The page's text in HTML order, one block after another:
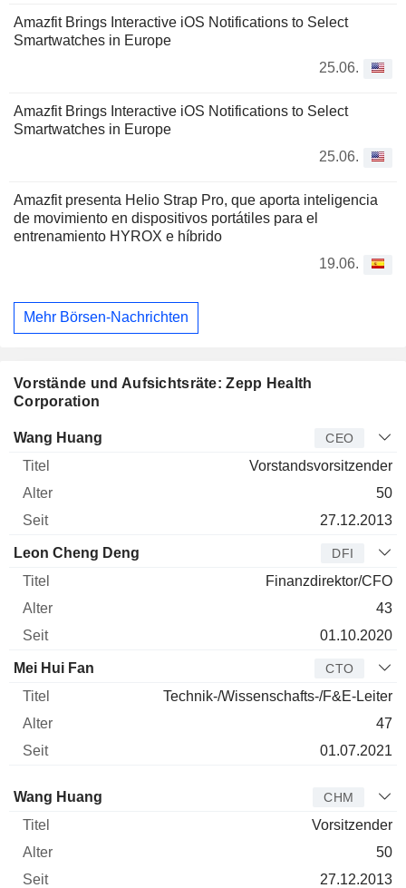
Amazfit Brings Interactive iOS Notifications to Select
Smartwatches in Europe
25.06.
Amazfit Brings Interactive iOS Notifications to Select
Smartwatches in Europe
25.06.
Amazfit presenta Helio Strap Pro, que aporta inteligencia
de movimiento en dispositivos portátiles para el
entrenamiento HYROX e híbrido
19.06.
Mehr Börsen-Nachrichten
Vorstände und Aufsichtsräte: Zepp Health
Corporation
Manager Titel
Wang Huang CEO
Vorstandsvorsitzender
50
27.12.2013
Leon Cheng Deng DFI
Finanzdirektor/CFO
43
01.10.2020
Mei Hui Fan CTO
Technik-/Wissenschafts-/F&E-Leiter
47
01.07.2021
Verwaltungsratsmitglied
Wang Huang CHM
Vorsitzender
50
27.12.2013